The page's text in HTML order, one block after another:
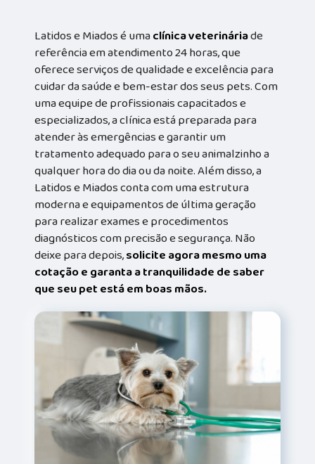
Latidos e Miados é umaclínica veterináriade
referência em atendimento 24 horas, que
oferece serviços de qualidade e excelência para
cuidar da saúde e bem-estar dos seus pets. Com
uma equipe de profissionais capacitados e
especializados, a clínica está preparada para
atender às emergências e garantir um
tratamento adequado para o seu animalzinho a
qualquer hora do dia ou da noite. Além disso, a
Latidos e Miados conta com uma estrutura
moderna e equipamentos de última geração
para realizar exames e procedimentos
diagnósticos com precisão e segurança. Não
deixe para depois,solicite agora mesmo uma
cotação e garanta a tranquilidade de saber
que seu pet está em boas mãos.